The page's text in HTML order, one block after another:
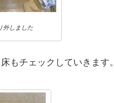
外しました
もチェックしていきます。